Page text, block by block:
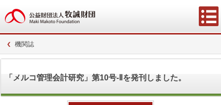
機関誌
「メルコ管理会計研究」第10号-Ⅱを発刊しました。